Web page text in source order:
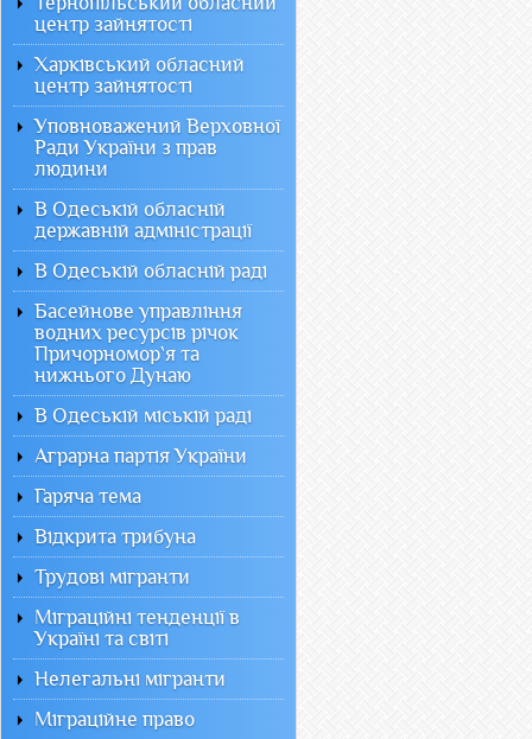
центр зайнятості
Харківський обласний
центр зайнятості
Уповноважений Верховної
Ради України з прав
людини
В Одеській обласній
державній адміністрації
В Одеській обласній раді
Басейнове управління
водних ресурсів річок
Причорномор`я та
нижнього Дунаю
В Одеській міській раді
Аграрна партія України
Гаряча тема
Відкрита трибуна
Трудові мігранти
Міграційні тенденції в
Україні та світі
Нелегальні мігранти
Міграційне право